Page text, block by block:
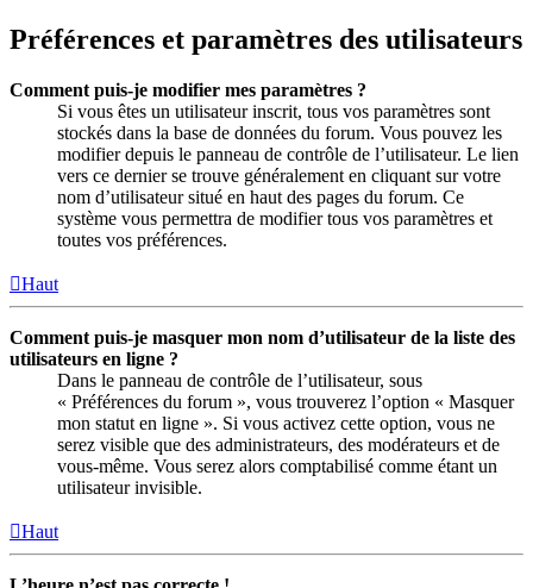
Préférences et paramètres des utilisateurs
Comment puis-je modifier mes paramètres ?
Si vous êtes un utilisateur inscrit, tous vos paramètres sont
stockés dans la base de données du forum. Vous pouvez les
modifier depuis le panneau de contrôle de l’utilisateur. Le lien
vers ce dernier se trouve généralement en cliquant sur votre
nom d’utilisateur situé en haut des pages du forum. Ce
système vous permettra de modifier tous vos paramètres et
toutes vos préférences.
Haut
Comment puis-je masquer mon nom d’utilisateur de la liste des
utilisateurs en ligne ?
Dans le panneau de contrôle de l’utilisateur, sous
« Préférences du forum », vous trouverez l’option « Masquer
mon statut en ligne ». Si vous activez cette option, vous ne
serez visible que des administrateurs, des modérateurs et de
vous-même. Vous serez alors comptabilisé comme étant un
utilisateur invisible.
Haut